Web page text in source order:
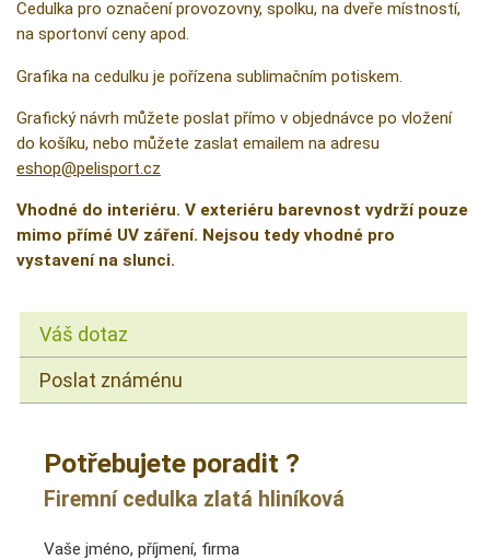
Cedulka pro označení provozovny, spolku, na dveře místností,
na sportonví ceny apod.
Grafika na cedulku je pořízena sublimačním potiskem.
Grafický návrh můžete poslat přímo v objednávce po vložení
do košíku, nebo můžete zaslat emailem na adresu
eshop@pelisport.cz
Vhodné do interiéru. V exteriéru barevnost vydrží pouze
mimo přímé UV záření. Nejsou tedy vhodné pro
vystavení na slunci.
Váš dotaz
Poslat známénu
Potřebujete poradit ?
Firemní cedulka zlatá hliníková
Vaše jméno, příjmení, firma